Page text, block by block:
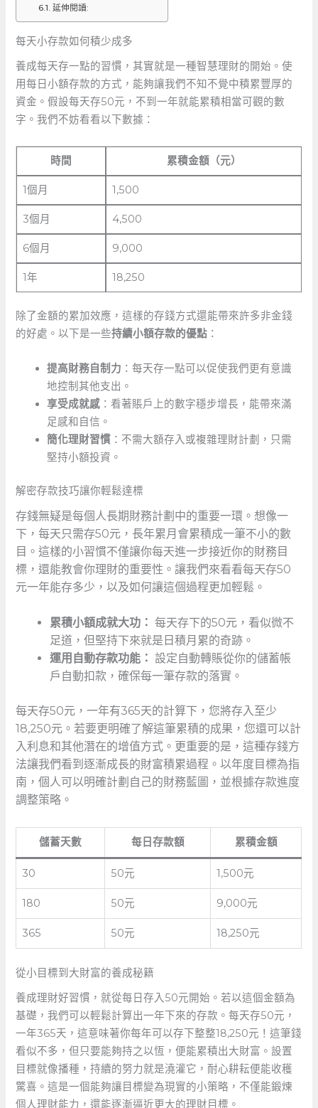
延伸閱讀:
每天小存款如何積少成多
養成每天存一點的習慣，其實就是一種智慧理財的開始。使
用每日小額存款的方式，能夠讓我們不知不覺中積累豐厚的
資金。假設每天存50元，不到一年就能累積相當可觀的數
字。我們不妨看看以下數據：
時間 累積金額（元）
1個月 1,500
3個月 4,500
6個月 9,000
1年 18,250
除了金額的累加效應，這樣的存錢方式還能帶來許多非金錢
的好處。以下是一些持續小額存款的優點 ：
提高財務自制力 ：每天存一點可以促使我們更有意識
地控制其他支出。
享受成就感 ：看著賬戶上的數字穩步增長，能帶來滿
足感和自信。
簡化理財習慣 ：不需大額存入或複雜理財計劃，只需
堅持小額投資。
解密存款技巧讓你輕鬆達標
存錢無疑是每個人長期財務計劃中的重要一環。想像一
下，每天只需存50元，長年累月會累積成一筆不小的數
目。這樣的小習慣不僅讓你每天進一步接近你的財務目
標，還能教會你理財的重要性。讓我們來看看每天存50
元一年能存多少，以及如何讓這個過程更加輕鬆。
累積小額成就大功： 每天存下的50元，看似微不
足道，但堅持下來就是日積月累的奇跡。
運用自動存款功能： ‌設定自動轉賬從你的儲蓄帳
戶自動扣款，確保每一筆存款的落實。
每天存50元，一年有365天的計算下，您將存入至少
18,250元。若要更明確了解這筆累積的成果，您還可以計
入利息和其他潛在的增值方式。更重要的是，這種存錢方
法讓我們看到逐漸成長的財富積累過程。以年度目標為指
南，個人可以明確計劃自己的財務藍圖，並根據存款進度
調整策略。
儲蓄天數 每日存款額 累積金額
30 50元 1,500元
180 50元 9,000元
365 50元 18,250元
從小目標到大財富的養成秘籍
養成理財好習慣，就從每日存入50元開始。若以這個金額為
基礎，我們可以輕鬆計算出一年下來的存款。每天存50元，
一年365天，這意味著你每年可以存下整整18,250元！這筆錢
看似不多，但只要能夠持之以恆，便能累積出大財富。設置
目標就像播種，持續的努力就是澆灌它，耐心耕耘便能收穫
驚喜。這是一個能夠讓目標變為現實的小策略，不僅能鍛煉
個人理財能力，還能逐漸逼近更大的理財目標。